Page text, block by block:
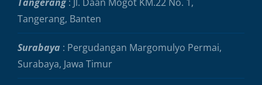
Tangerang, Banten
Surabaya : Pergudangan Margomulyo Permai,
Surabaya, Jawa Timur